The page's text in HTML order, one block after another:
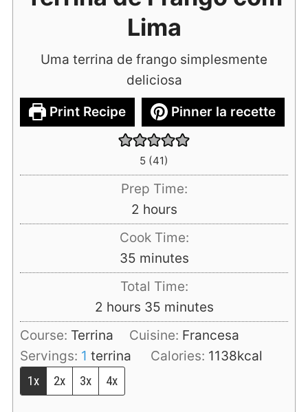
Lima
Uma terrina de frango simplesmente
deliciosa
Print Recipe
Pinner la recette
5 (41)
Prep Time:
2 hours
hours
Cook Time:
35minutes
minutes
Total Time:
2 hours
hours 35minutes
minutes
Course: Terrina Cuisine: Francesa
Servings: 1 terrina Calories: 1138kcal
1x
2x 3x 4x